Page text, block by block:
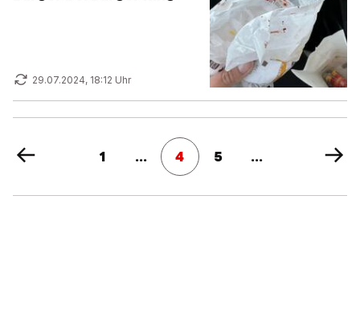
29.07.2024, 18:12 Uhr
1 ... 4 5 ...